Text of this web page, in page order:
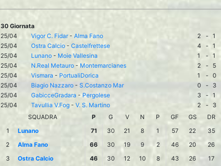
30 Giornata
25/04
Vigor C. Fidar- Alma Fano 2 - 1
25/04
Ostra Calcio - Castelfrettese 4 - 1
25/04
Lunano - Moie Vallesina 1 - 1
25/04
N.Real Metauro - Montemarcianes 2 -
5
25/04
Vismara - PortualiDorica 1 - 0
25/04
Biagio Nazzaro - S.Costanzo Mar 0 -
3
25/04
GabicceGradara - Pergolese 3 - 1
25/04
Tavullia V.Fog - V. S. Martino 2 -
3
SQUADRA
P G V N P GF GS
DR
1
Lunano 71 30 21 8 1 57 22
35
2
Alma Fano 66 30 19 9 2 46 20
26
3
Ostra Calcio 46 30 12 10 8 43 26 17